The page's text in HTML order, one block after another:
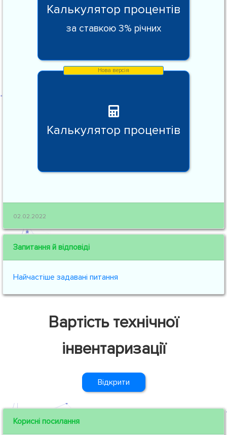
Калькулятор процентів
за ставкою 3% річних
Калькулятор процентів
02.02.2022
Запитання й відповіді
Найчастіше задавані питання
Вартість технічної
інвентаризації
Відкрити
Корисні посилання